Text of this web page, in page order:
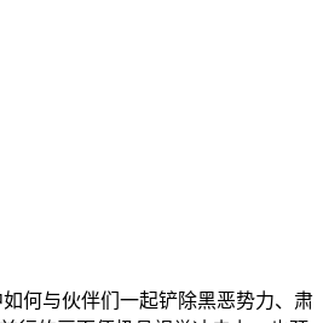
何与伙伴们一起铲除黑恶势力、肃